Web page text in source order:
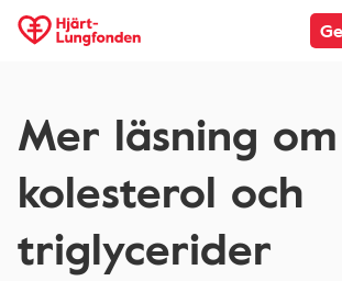
Mer läsning om
kolesterol och
triglycerider